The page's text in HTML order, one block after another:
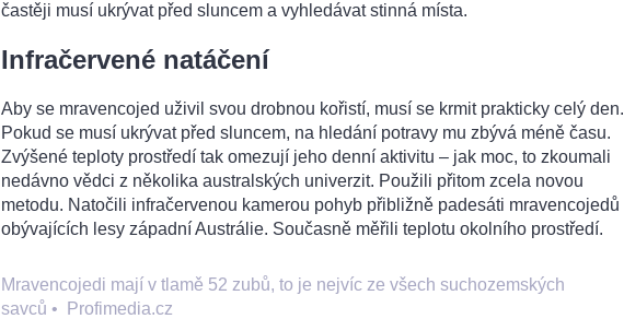
častěji musí ukrývat před sluncem a vyhledávat stinná místa.
Infračervené natáčení
Aby se mravencojed uživil svou drobnou kořistí, musí se krmit prakticky celý den.
Pokud se musí ukrývat před sluncem, na hledání potravy mu zbývá méně času.
Zvýšené teploty prostředí tak omezují jeho denní aktivitu – jak moc, to zkoumali
nedávno vědci z několika australských univerzit. Použili přitom zcela novou
metodu. Natočili infračervenou kamerou pohyb přibližně padesáti mravencojedů
obývajících lesy západní Austrálie. Současně měřili teplotu okolního prostředí.
Mravencojedi mají v tlamě 52 zubů, to je nejvíc ze všech suchozemských
savců • Profimedia.cz